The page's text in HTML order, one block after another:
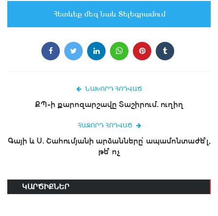
Հետևեք մեզ նաև Տելեգրամում
ՆԱԽՈՐԴ ՀՈԴՎԱԾ
ՔՊ-ի քարոզարշավը Տաշիրում. ուղիղ
ՀԱՋՈՐԴ ՀՈԴՎԱԾ
Գայի և Ս. Շահումյանի արձանները՝ ապամոնտաժե՞լ,
թե՞ ոչ
ԿԱՐԾԻՔՆԵՐ